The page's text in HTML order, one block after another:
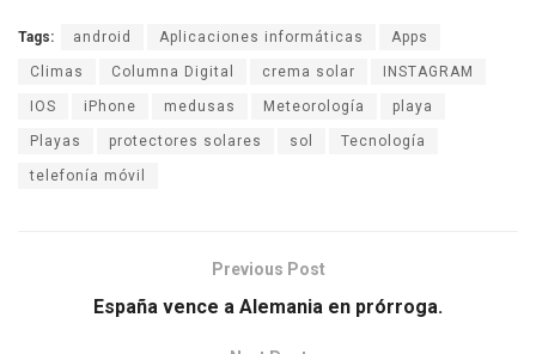
Tags: android Aplicaciones informáticas Apps
Climas Columna Digital crema solar INSTAGRAM
IOS iPhone medusas Meteorología playa
Playas protectores solares sol Tecnología
telefonía móvil
Previous Post
España vence a Alemania en prórroga.